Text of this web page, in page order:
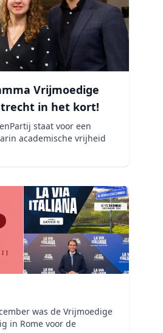
Vrijmoedige
in het kort!
staat voor een
academische vrijheid
was de Vrijmoedige
in Rome voor de